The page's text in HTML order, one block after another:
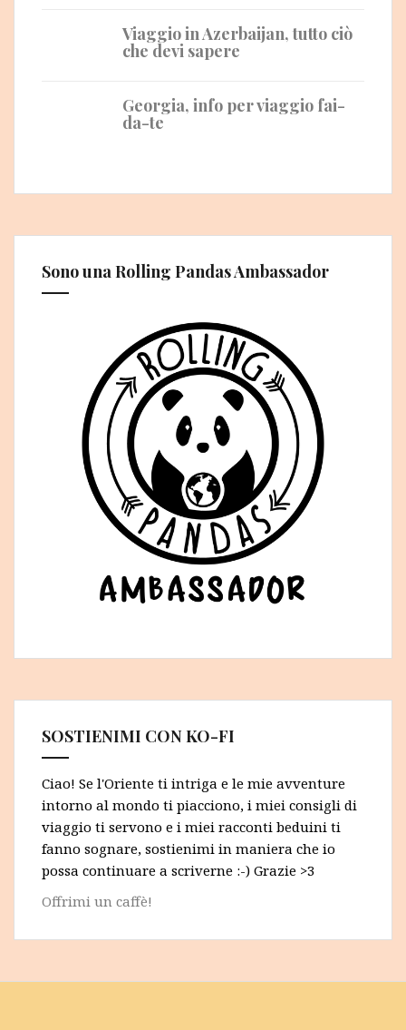
Viaggio in Azerbaijan, tutto ciò
che devi sapere
Georgia, info per viaggio fai-
da-te
Sono una Rolling Pandas Ambassador
SOSTIENIMI CON KO-FI
Ciao! Se l'Oriente ti intriga e le mie avventure
intorno al mondo ti piacciono, i miei consigli di
viaggio ti servono e i miei racconti beduini ti
fanno sognare, sostienimi in maniera che io
possa continuare a scriverne :-) Grazie >3
Offrimi un caffè!